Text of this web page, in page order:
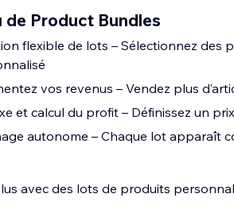
de Product Bundles
flexible de lots – Sélectionnez des
vos revenus – Vendez plus
et calcul du profit – Définissez un
autonome – Chaque lot apparaît
avec des lots de produits